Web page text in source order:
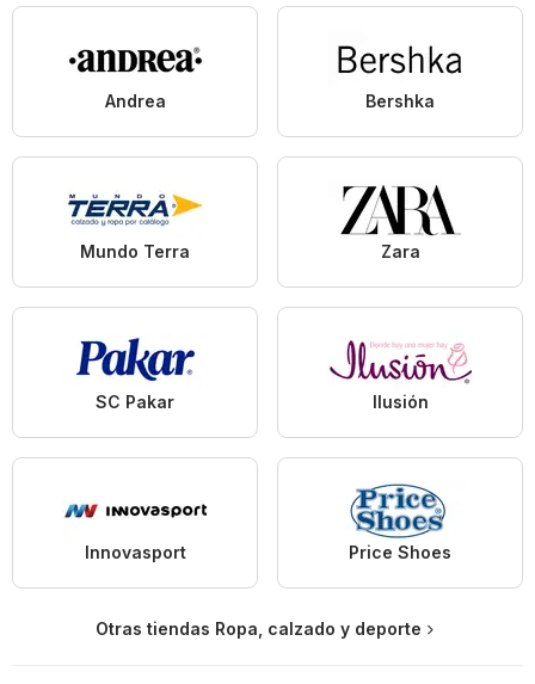
Andrea Bershka
Mundo Terra Zara
SC Pakar Ilusión
Innovasport Price Shoes
Otras tiendas Ropa, calzado y deporte